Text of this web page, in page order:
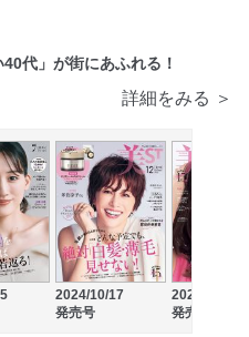
代」が街にあふれる！
詳細をみる ＞
2024/10/17
発売号
2024/09/17
発売号